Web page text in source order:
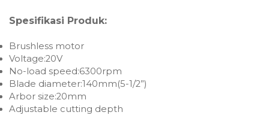
Spesifikasi Produk:
Brushless motor
Voltage:20V
No-load speed:6300rpm
Blade diameter:140mm(5-1/2”)
Arbor size:20mm
Adjustable cutting depth